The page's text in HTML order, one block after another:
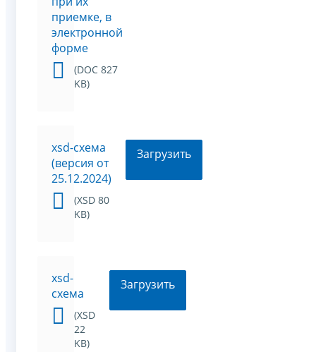
приемке, в
электронной
форме
(DOC 827
KB)
xsd-схема
(версия от
25.12.2024)
(XSD 80
KB)
Загрузить
xsd-
схема
(XSD
22
KB)
Загрузить